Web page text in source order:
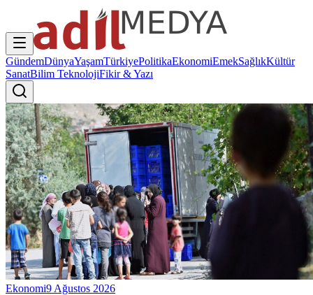
GündemDünyaYaşamTürkiyePolitikaEkonomiEmekSağlıkKültür
SanatBilim TeknolojiFikir & Yazı
Ekonomi9 Ağustos 2026